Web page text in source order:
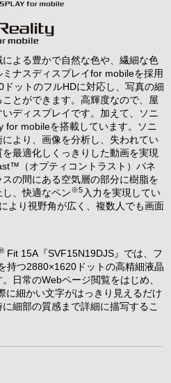
よる豊かで自然な色や、繊細な色
ナスディスプレイfor mobileを採用
ットのフルHDに対応し、写真の細
とができます。高輝度なので、屋
ディスプレイです。加えて、ソニ
for mobileを搭載しています。ソニ
より、画像を分析し、失われてい
最適化しくっきりした動画を実現
（オプティコントラスト）パネ
の間にある空気層の部分に樹脂を
、快適なペン※5 入力を実現してい
より視野角が広く、複数人でも画面
Fit 15A『SVF15N19DJS』では、フ
持つ2880×1620ドットの高精細液晶
日常のWebページ閲覧をはじめ、
に細かい文字がはっきり見えるだけ
細部の質感まで詳細に描写するこ